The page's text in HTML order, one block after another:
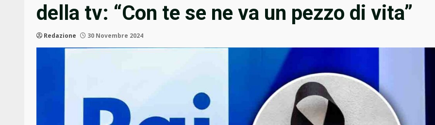
della tv: “Con te se ne va un pezzo di vita”
Redazione 30 Novembre 2024